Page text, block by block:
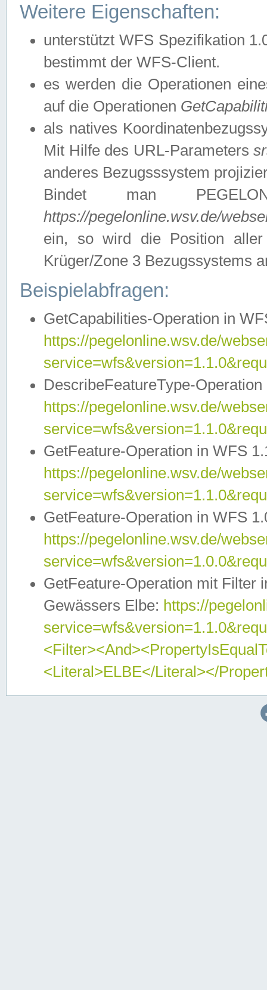
Weitere Eigenschaften:
unterstützt WFS Spezifikation
bestimmt der WFS-Client.
es werden die Operationen
auf die Operationen
als natives
Mit Hilfe des URL-Parameters
anderes Bezugsssystem
Bindet man
https://pegelonline.wsv.de/
ein, so wird die Position
Krüger/Zone 3 Bezugssystems
Beispielabfragen:
GetCapabilities-Operation in
https://pegelonline.wsv.de/
DescribeFeatureType-
https://pegelonline.wsv.de/
GetFeature-Operation in WFS
https://pegelonline.wsv.de/
GetFeature-Operation in WFS
https://pegelonline.wsv.de/
GetFeature-Operation mit Filter
Gewässers Elbe: https://
<Literal>ELBE</Literal></